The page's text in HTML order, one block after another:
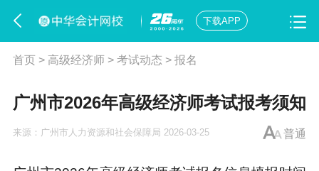
下载APP
首页> 高级经济师> 考试动态 > 报名
广州市2026年高级经济师考试报考须知
普通
来源： 广州市人力资源和社会保障局 2026-03-25